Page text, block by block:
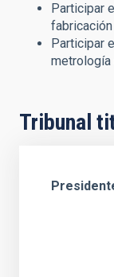
Participar
Participar
Tribunal